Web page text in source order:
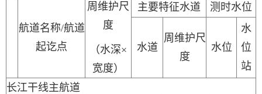
航道名称/航道
起讫点
周维护尺
度
（水深×
宽度）
主要特征水道 测时水位
水道
周维护尺
度
水位
水
位
站
长江干线主航道